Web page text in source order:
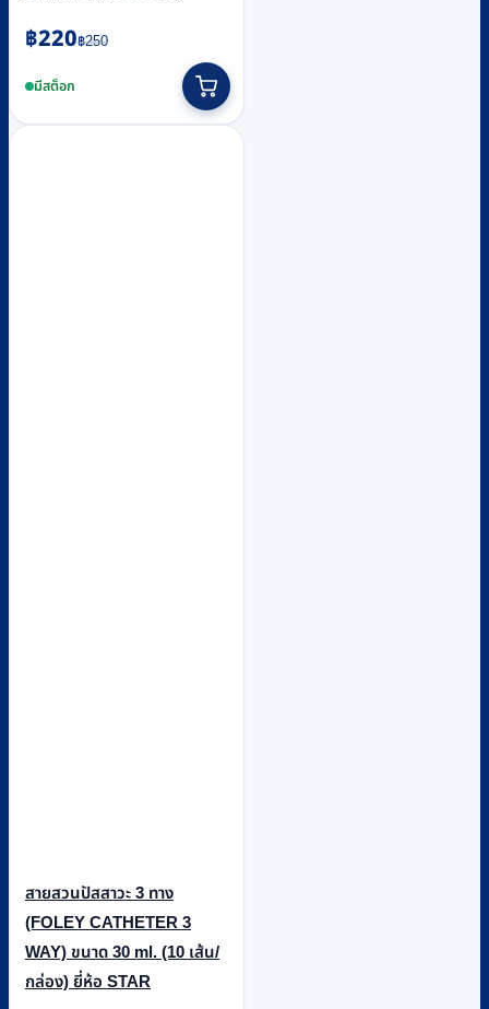
฿250
Original
was:
฿220
Current
is:มีสต็อก
product
สายสวนปัสสาวะ 3 ทาง
(FOLEY CATHETER 3
WAY) ขนาด 30 ml. (10 เส้น/
กล่อง) ยี่ห้อ STAR